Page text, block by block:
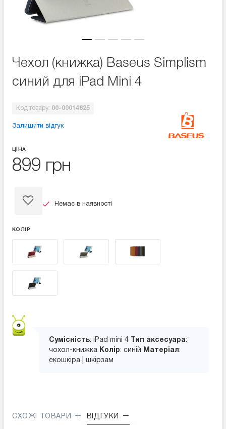
Чехол (книжка) Baseus Simplism
синий для iPad Mini 4
Код товару: 00-00014825
Залишити відгук
ЦІНА
899 грн
Немає в наявності
КОЛІР
Сумісність: iPad mini 4 Тип аксесуара:
чохол-книжка Колір: синій Матеріал:
екошкіра | шкірзам
СХОЖІ ТОВАРИ ВІДГУКИ